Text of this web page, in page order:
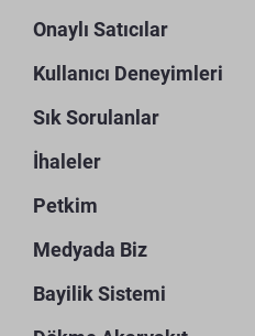
Onaylı Satıcılar
Kullanıcı Deneyimleri
Sık Sorulanlar
İhaleler
Petkim
Medyada Biz
Bayilik Sistemi